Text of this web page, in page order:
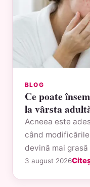
BLOG
Ce poate
la vârsta
Acneea este
când
devină mai
3 august 2026